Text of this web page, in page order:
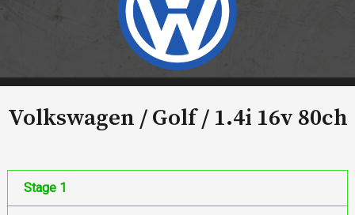
Volkswagen / Golf / 1.4i 16v 80ch
Stage 1